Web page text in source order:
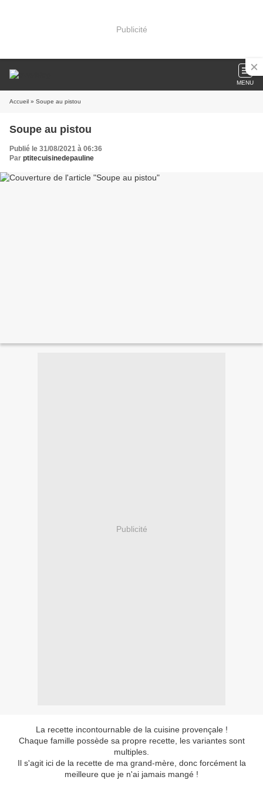
Publicité
MENU
Accueil » Soupe au pistou
Soupe au pistou
Publié le 31/08/2021 à 06:36
Par ptitecuisinedepauline
Publicité
La recette incontournable de la cuisine provençale !
Chaque famille possède sa propre recette, les variantes sont
multiples.
Il s'agit ici de la recette de ma grand-mère, donc forcément la
meilleure que je n'ai jamais mangé !